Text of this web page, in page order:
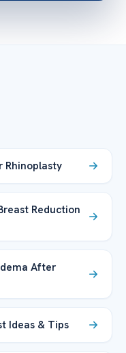
Rhinoplasty
Reduction
After
Ideas & Tips